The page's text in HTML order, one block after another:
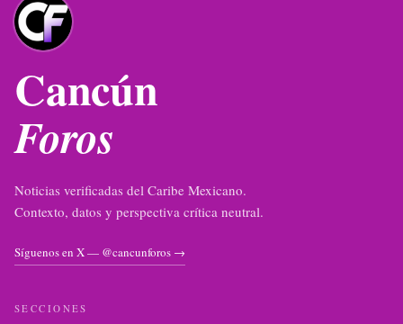
Cancún
Foros
Noticias verificadas del Caribe Mexicano.
Contexto, datos y perspectiva crítica neutral.
Síguenos en X — @cancunforos →
SECCIONES